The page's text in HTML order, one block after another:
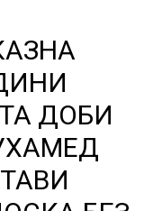
ДОБИ